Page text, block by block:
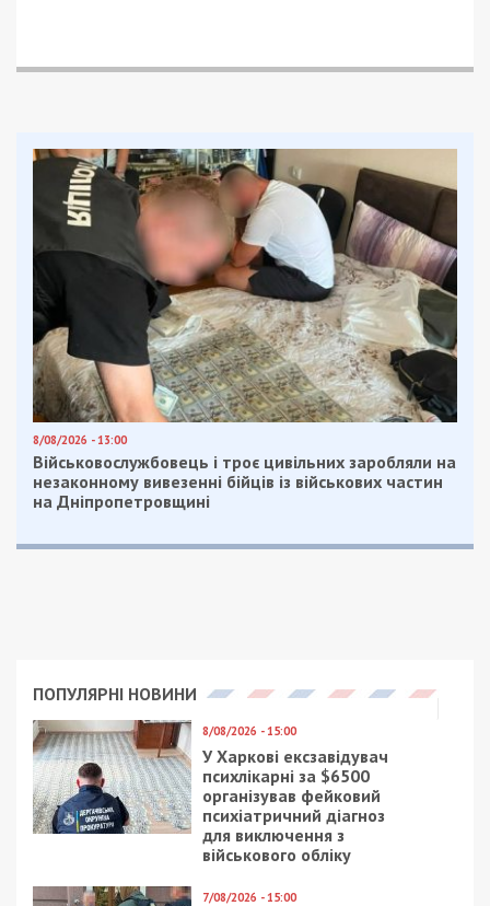
8/08/2026 - 13:00
Військовослужбовець і троє цивільних заробляли на
незаконному вивезенні бійців із військових частин
на Дніпропетровщині
ПОПУЛЯРНІ НОВИНИ
8/08/2026 - 15:00
У Харкові ексзавідувач
психлікарні за $6500
організував фейковий
психіатричний діагноз
для виключення з
військового обліку
7/08/2026 - 15:00